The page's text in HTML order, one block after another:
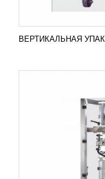
ВЕРТИКАЛЬНАЯ
УЗНАТЬ